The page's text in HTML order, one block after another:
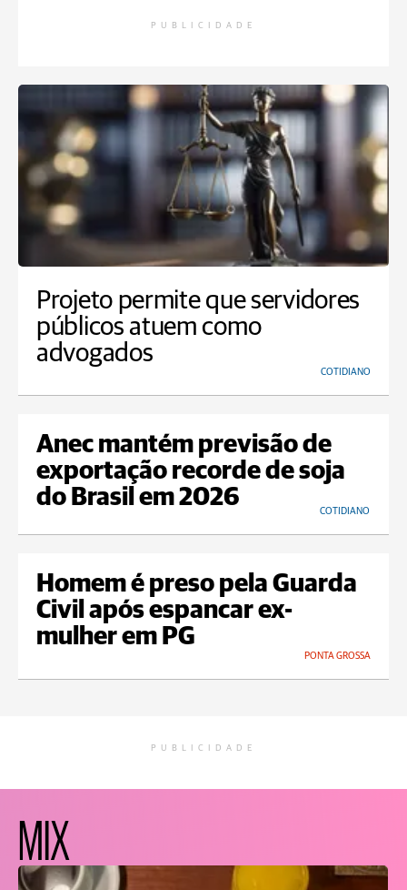
PUBLICIDADE
Projeto permite que servidores
públicos atuem como
advogados
COTIDIANO
Anec mantém previsão de
exportação recorde de soja
do Brasil em 2026
COTIDIANO
Homem é preso pela Guarda
Civil após espancar ex-
mulher em PG
PONTA GROSSA
PUBLICIDADE
MIX